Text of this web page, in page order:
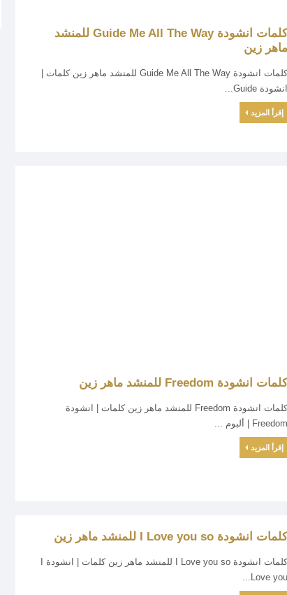
كلمات انشودة Guide Me All The Way للمنشد
ماهر زين
كلمات انشودة Guide Me All The Way للمنشد ماهر زين كلمات |
انشودة Guide...
إقرأ المزيد
كلمات انشودة Freedom للمنشد ماهر زين
كلمات انشودة Freedom للمنشد ماهر زين كلمات | انشودة
Freedom | ألبوم ...
إقرأ المزيد
كلمات انشودة I Love you so للمنشد ماهر زين
Love you...